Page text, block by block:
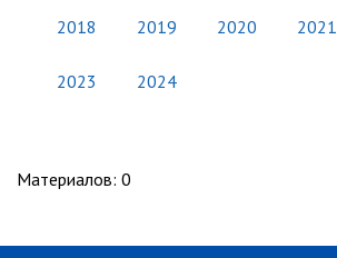
2018 2019 2020 2021
2023 2024
Материалов: 0